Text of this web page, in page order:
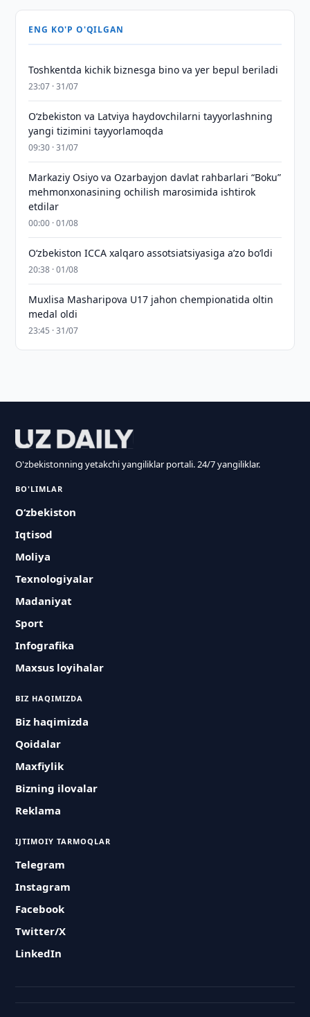
ENG KO'P O'QILGAN
Toshkentda kichik biznesga bino va yer bepul beriladi
23:07 · 31/07
Oʻzbekiston va Latviya haydovchilarni tayyorlashning
yangi tizimini tayyorlamoqda
09:30 · 31/07
Markaziy Osiyo va Ozarbayjon davlat rahbarlari “Boku”
mehmonxonasining ochilish marosimida ishtirok
etdilar
00:00 · 01/08
O‘zbekiston ICCA xalqaro assotsiatsiyasiga aʼzo bo‘ldi
20:38 · 01/08
Muxlisa Masharipova U17 jahon chempionatida oltin
medal oldi
23:45 · 31/07
O'zbekistonning yetakchi yangiliklar portali. 24/7 yangiliklar.
BO'LIMLAR
O‘zbekiston
Iqtisod
Moliya
Texnologiyalar
Madaniyat
Sport
Infografika
Maxsus loyihalar
BIZ HAQIMIZDA
Biz haqimizda
Qoidalar
Maxfiylik
Bizning ilovalar
Reklama
IJTIMOIY TARMOQLAR
Telegram
Instagram
Facebook
Twitter/X
LinkedIn